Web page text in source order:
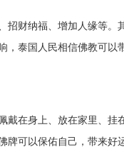
招财纳福、增加人缘等。
，泰国人民相信佛教可以
戴在身上、放在家里、
可以保佑自己，带来好